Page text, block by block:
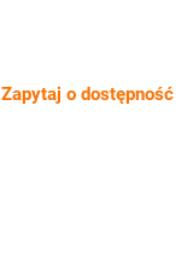
Zapytaj o dostępność